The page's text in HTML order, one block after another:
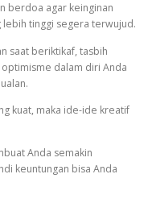
berdoa agar keinginan
lebih tinggi segera terwujud.
saat beriktikaf, tasbih
dalam diri Anda
kuat, maka ide-ide kreatif
Anda semakin
keuntungan bisa Anda